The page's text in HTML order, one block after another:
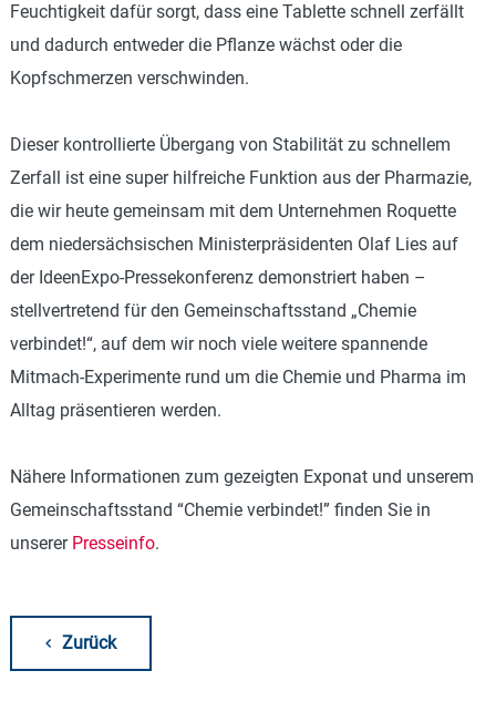
Feuchtigkeit dafür sorgt, dass eine Tablette schnell zerfällt
und dadurch entweder die Pflanze wächst oder die
Kopfschmerzen verschwinden.
Dieser kontrollierte Übergang von Stabilität zu schnellem
Zerfall ist eine super hilfreiche Funktion aus der Pharmazie,
die wir heute gemeinsam mit dem Unternehmen Roquette
dem niedersächsischen Ministerpräsidenten Olaf Lies auf
der IdeenExpo-Pressekonferenz demonstriert haben –
stellvertretend für den Gemeinschaftsstand „Chemie
verbindet!“, auf dem wir noch viele weitere spannende
Mitmach-Experimente rund um die Chemie und Pharma im
Alltag präsentieren werden.
Nähere Informationen zum gezeigten Exponat und unserem
Gemeinschaftsstand “Chemie verbindet!” finden Sie in
unserer Presseinfo.
Zurück